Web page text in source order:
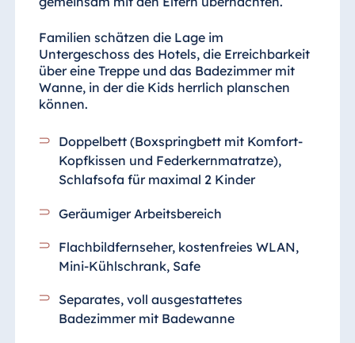
Familien schätzen die Lage im
Untergeschoss des Hotels, die Erreichbarkeit
über eine Treppe und das Badezimmer mit
Wanne, in der die Kids herrlich planschen
können.
Doppelbett (Boxspringbett mit Komfort-
Kopfkissen und Federkernmatratze),
Schlafsofa für maximal 2 Kinder
Geräumiger Arbeitsbereich
Flachbildfernseher, kostenfreies WLAN,
Mini-Kühlschrank, Safe
Separates, voll ausgestattetes
Badezimmermit Badewanne